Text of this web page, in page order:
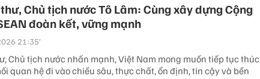
Chủ tịch nước Tô Lâm: Cùng xây dựng Cộng
đoàn kết, vững mạnh
21:35’
Chủ tịch nước nhấn mạnh, Việt Nam mong muốn tiếp tục thúc
quan hệ đi vào chiều sâu, thực chất, ổn định, tin cậy và bền